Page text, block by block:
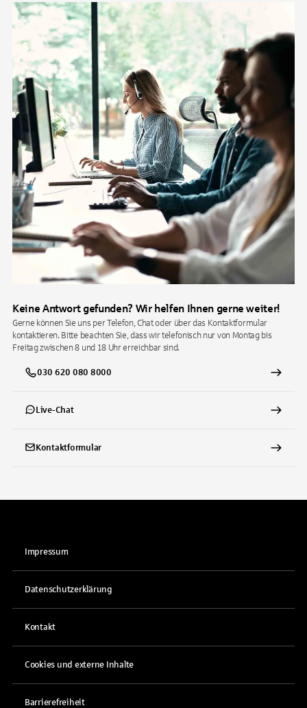
Keine Antwort gefunden? Wir helfen Ihnen gerne weiter!
Gerne können Sie uns per Telefon, Chat oder über das Kontaktformular
kontaktieren. Bitte beachten Sie, dass wir telefonisch nur von Montag bis
Freitag zwischen 8 und 18 Uhr erreichbar sind.
030 620 080 8000
Live-Chat
Kontaktformular
Impressum
Datenschutzerklärung
Kontakt
Cookies und externe Inhalte
Barrierefreiheit